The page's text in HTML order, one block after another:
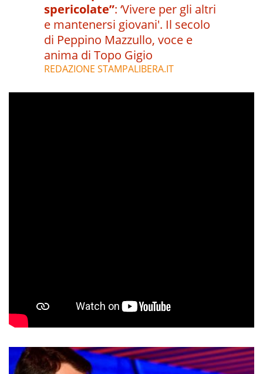
spericolate”: ‘Vivere per gli altri
e mantenersi giovani'. Il secolo
di Peppino Mazzullo, voce e
anima di Topo Gigio
REDAZIONE STAMPALIBERA.IT